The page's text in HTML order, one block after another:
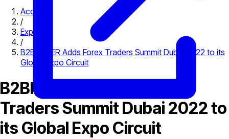
Accueil
/
Expo
/
B2BROKER Adds Forex Traders Summit Dubai 2022 to its
Global Expo Circuit
B2BROKER Adds Forex
Traders Summit Dubai 2022 to
its Global Expo Circuit